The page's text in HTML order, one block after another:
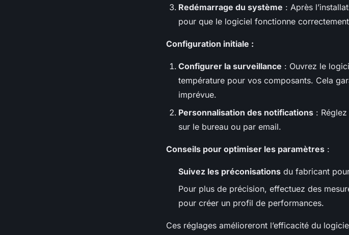
Redémarrage du système : Après
pour que le logiciel fonctionne
Configuration initiale :
Configurer la surveillance : Ouvrez le
température pour vos composants. Cela
imprévue.
Personnalisation des notifications :
sur le bureau ou par email.
Conseils pour optimiser les paramètres :
Suivez les préconisations du fabricant
Pour plus de précision, effectuez des
pour créer un profil de performances.
Ces réglages amélioreront l’efficacité du